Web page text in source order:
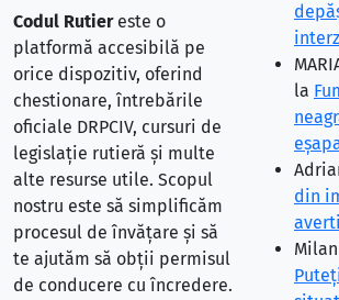
Codul Rutiereste o
platformă accesibilă pe
orice dispozitiv, oferind
chestionare, întrebările
oficiale DRPCIV, cursuri de
legislație rutieră și multe
alte resurse utile. Scopul
nostru este să simplificăm
procesul de învățare și să
te ajutăm să obții permisul
de conducere cu încredere.
la
din